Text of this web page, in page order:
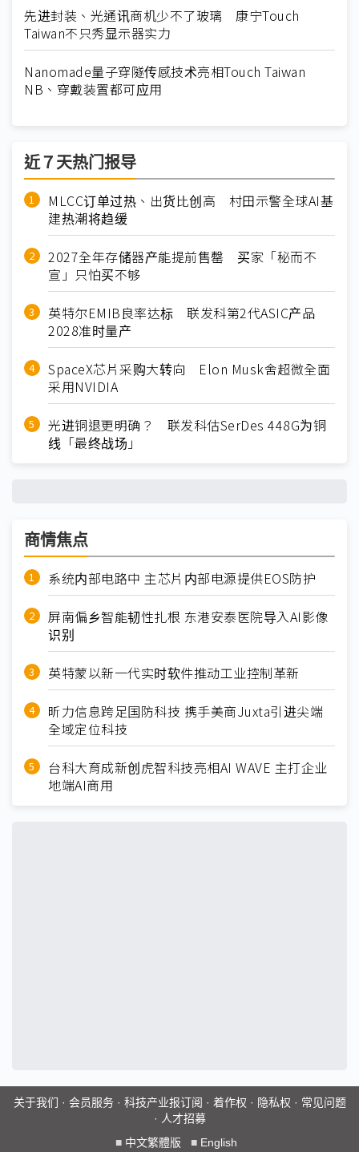
先进封装、光通讯商机少不了玻璃 康宁Touch
Taiwan不只秀显示器实力
Nanomade量子穿隧传感技术亮相Touch Taiwan
NB、穿戴装置都可应用
近７天热门报导
MLCC订单过热、出货比创高 村田示警全球AI基
建热潮将趋缓
2027全年存储器产能提前售罄 买家「秘而不
宣」只怕买不够
英特尔EMIB良率达标 联发科第2代ASIC产品
2028准时量产
SpaceX芯片采购大转向 Elon Musk舍超微全面
采用NVIDIA
光进铜退更明确？ 联发科估SerDes 448G为铜
线「最终战场」
商情焦点
系统内部电路中 主芯片内部电源提供EOS防护
屏南偏乡智能韧性扎根 东港安泰医院导入AI影像
识别
英特蒙以新一代实时软件推动工业控制革新
昕力信息跨足国防科技 携手美商Juxta引进尖端
全域定位科技
台科大育成新创虎智科技亮相AI WAVE 主打企业
地端AI商用
关于我们 · 会员服务· 科技产业报订阅 · 着作权 · 隐私权 · 常见问题
· 人才招募
■ 中文繁體版 ■ English